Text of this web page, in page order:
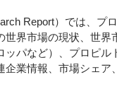
Report）では、プ
界市場の現状、世界
パなど）、プロピル
業情報、市場シェア